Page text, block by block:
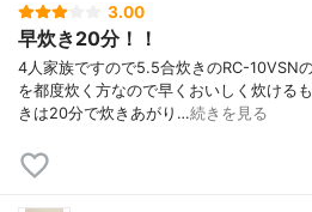
3.00
早炊き20分！！
4人家族ですので5.5合炊きのRC-10VSN
を都度炊く方なので早くおいしく炊ける
きは20分で炊きあがり…続きを見る